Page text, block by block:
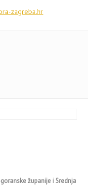
zagreba.hr
županije i Srednja